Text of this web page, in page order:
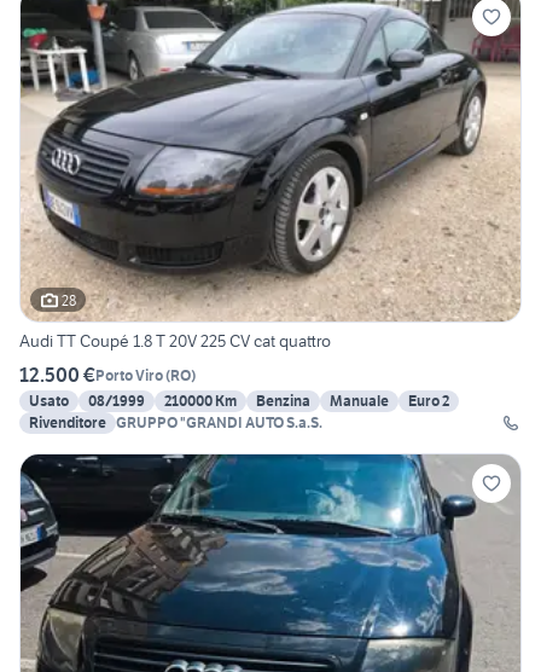
28
Audi TT Coupé 1.8 T 20V 225 CV cat quattro
12.500 €Porto Viro(RO)
Usato
08/1999 210000 Km Benzina Manuale
Euro 2
Rivenditore GRUPPO "GRANDI AUTO S.a.S.